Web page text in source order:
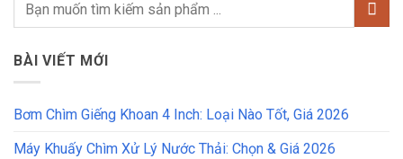
BÀI VIẾT MỚI
Bơm Chìm Giếng Khoan 4 Inch: Loại Nào Tốt, Giá 2026
Máy Khuấy Chìm Xử Lý Nước Thải: Chọn & Giá 2026